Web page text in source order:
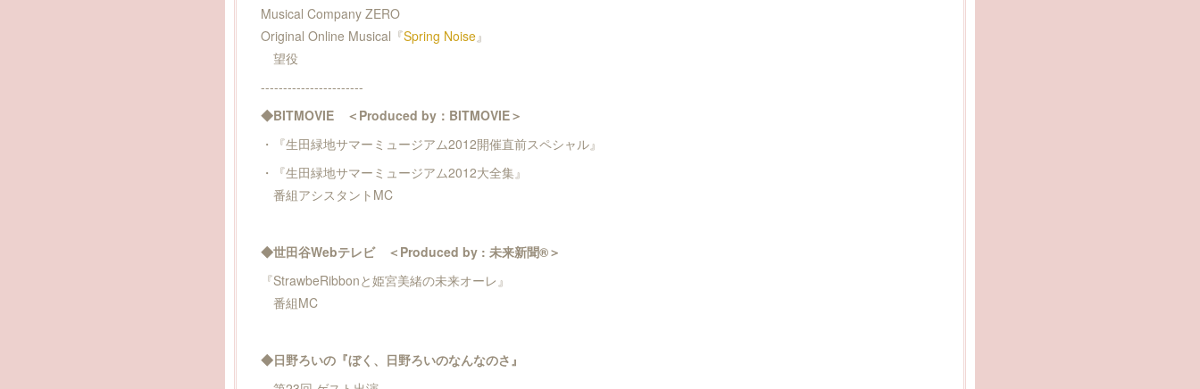
Musical Company ZERO
Original Online Musical『Spring Noise』
望役
-----------------------
◆BITMOVIE ＜Produced by：BITMOVIE＞
・『生田緑地サマーミュージアム2012開催直前スペシャル』
・『生田緑地サマーミュージアム2012大全集』
番組アシスタントMC
◆世田谷Webテレビ ＜Produced by : 未来新聞®＞
『StrawbeRibbonと姫宮美緒の未来オーレ』
番組MC
◆日野ろいの『ぼく、日野ろいのなんなのさ』